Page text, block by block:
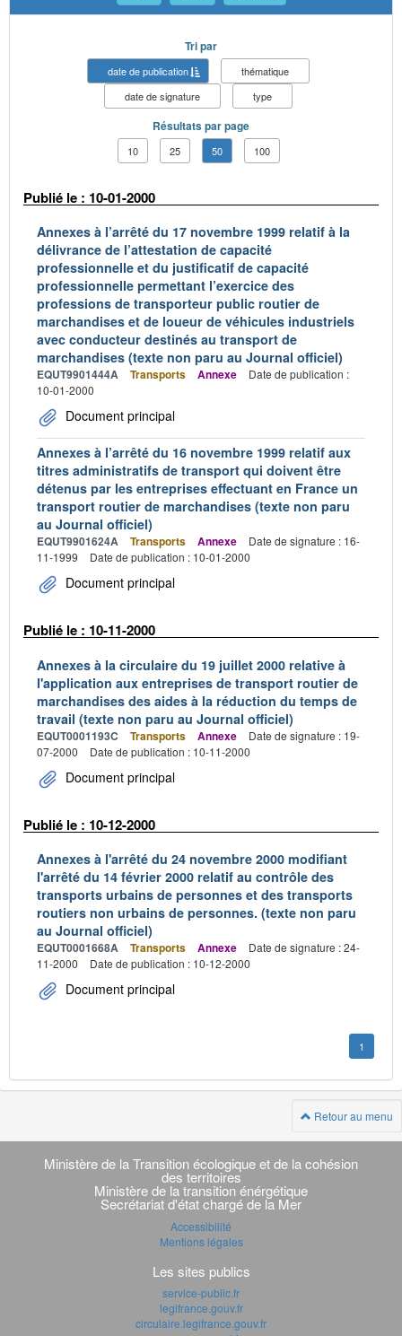
Tri par
date de publication
thématique
date de signature
type
Résultats par page
10 25 50 100
Publié le : 10-01-2000
Annexes à l’arrêté du 17 novembre 1999 relatif à la
délivrance de l’attestation de capacité
professionnelle et du justificatif de capacité
professionnelle permettant l’exercice des
professions de transporteur public routier de
marchandises et de loueur de véhicules industriels
avec conducteur destinés au transport de
marchandises (texte non paru au Journal officiel)
EQUT9901444A Transports Annexe
Date de publication :
10-01-2000
Document principal
Annexes à l’arrêté du 16 novembre 1999 relatif aux
titres administratifs de transport qui doivent être
détenus par les entreprises effectuant en France un
transport routier de marchandises (texte non paru
au Journal officiel)
EQUT9901624A Transports Annexe
Date de signature : 16-
11-1999
Date de publication : 10-01-2000
Document principal
Publié le : 10-11-2000
Annexes à la circulaire du 19 juillet 2000 relative à
l'application aux entreprises de transport routier de
marchandises des aides à la réduction du temps de
travail (texte non paru au Journal officiel)
EQUT0001193C Transports Annexe
Date de signature : 19-
07-2000
Date de publication : 10-11-2000
Document principal
Publié le : 10-12-2000
Annexes à l'arrêté du 24 novembre 2000 modifiant
l'arrêté du 14 février 2000 relatif au contrôle des
transports urbains de personnes et des transports
routiers non urbains de personnes. (texte non paru
au Journal officiel)
EQUT0001668A Transports Annexe
Date de signature : 24-
11-2000
Date de publication : 10-12-2000
Document principal
1
Retour au menu
Navigation
transverse
Ministère de la Transition écologique et de la cohésion
des territoires
Ministère de la transition énérgétique
Secrétariat d'état chargé de la Mer
Accessibilité
Mentions légales
Les sites publics
service-public.fr
legifrance.gouv.fr
circulaire.legifrance.gouv.fr